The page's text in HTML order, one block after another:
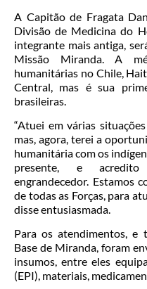
A Capitão de Fragata
Divisão de Medicina do
integrante mais antiga,
Missão Miranda. A
humanitárias no Chile,
Central, mas é sua
brasileiras.
“Atuei em várias
mas, agora, terei a
humanitária com os
presente, e
engrandecedor. Estamos
de todas as Forças, para
disse entusiasmada.
Para os atendimentos, e
Base de Miranda, foram
insumos, entre eles
(EPI), materiais,